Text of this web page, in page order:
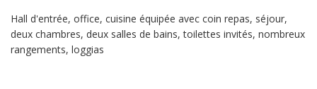
Hall d'entrée, office, cuisine équipée avec coin repas, séjour,
deux chambres, deux salles de bains, toilettes invités, nombreux
rangements, loggias